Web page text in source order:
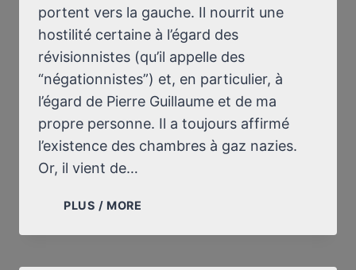
portent vers la gauche. Il nourrit une
hostilité certaine à l’égard des
révisionnistes (qu’il appelle des
“négationnistes”) et, en particulier, à
l’égard de Pierre Guillaume et de ma
propre personne. Il a toujours affirmé
l’existence des chambres à gaz nazies.
Or, il vient de…
PLUS / MORE
ORTHODOXE